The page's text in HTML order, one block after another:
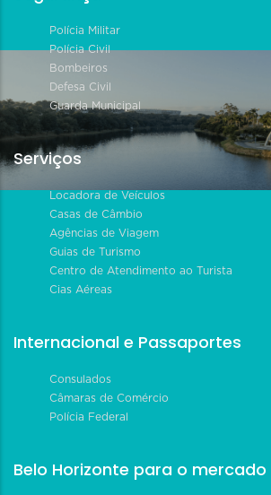
Polícia Militar
Polícia Civil
Bombeiros
Defesa Civil
Guarda Municipal
Serviços
Locadora de Veículos
Casas de Câmbio
Agências de Viagem
Guias de Turismo
Centro de Atendimento ao Turista
Cias Aéreas
Internacional e Passaportes
Consulados
Câmaras de Comércio
Polícia Federal
Belo Horizonte para o mercado